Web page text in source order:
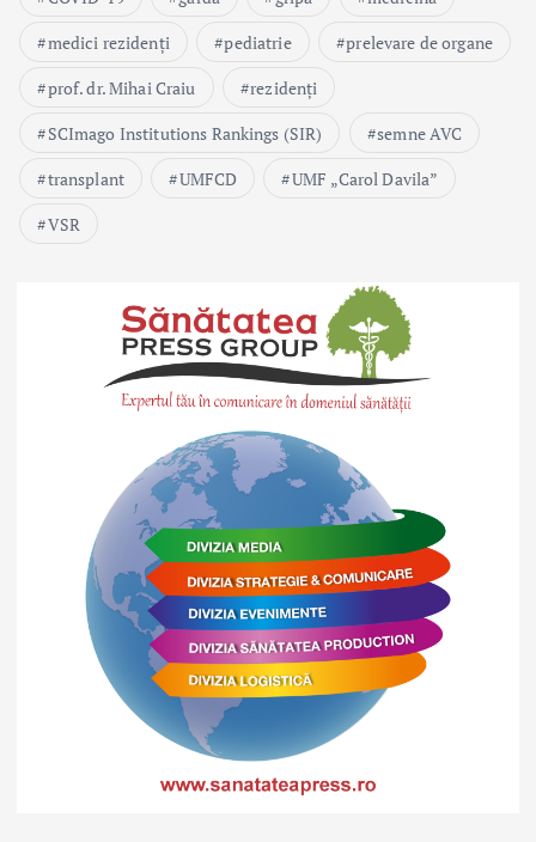
medici rezidenți
pediatrie
prelevare de organe
prof. dr. Mihai Craiu
rezidenți
SCImago Institutions Rankings (SIR)
semne AVC
transplant
UMFCD
UMF „Carol Davila”
VSR